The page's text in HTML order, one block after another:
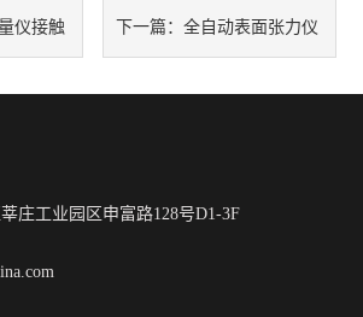
仪接触 下一篇： 全自动表面张力仪
庄工业园区申富路128号D1-3F